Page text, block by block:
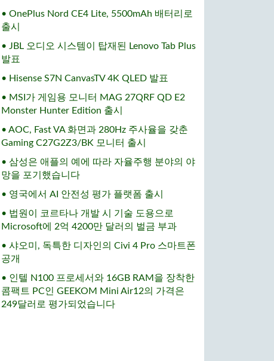
• OnePlus Nord CE4 Lite, 5500mAh 배터리로
출시
• JBL 오디오 시스템이 탑재된 Lenovo Tab Plus
발표
• Hisense S7N CanvasTV 4K QLED 발표
• MSI가 게임용 모니터 MAG 27QRF QD E2
Monster Hunter Edition 출시
• AOC, Fast VA 화면과 280Hz 주사율을 갖춘
Gaming C27G2Z3/BK 모니터 출시
• 삼성은 애플의 예에 따라 자율주행 분야의 야
망을 포기했습니다
• 영국에서 AI 안전성 평가 플랫폼 출시
• 법원이 코르타나 개발 시 기술 도용으로
Microsoft에 2억 4200만 달러의 벌금 부과
• 샤오미, 독특한 디자인의 Civi 4 Pro 스마트폰
공개
• 인텔 N100 프로세서와 16GB RAM을 장착한
콤팩트 PC인 GEEKOM Mini Air12의 가격은
249달러로 평가되었습니다